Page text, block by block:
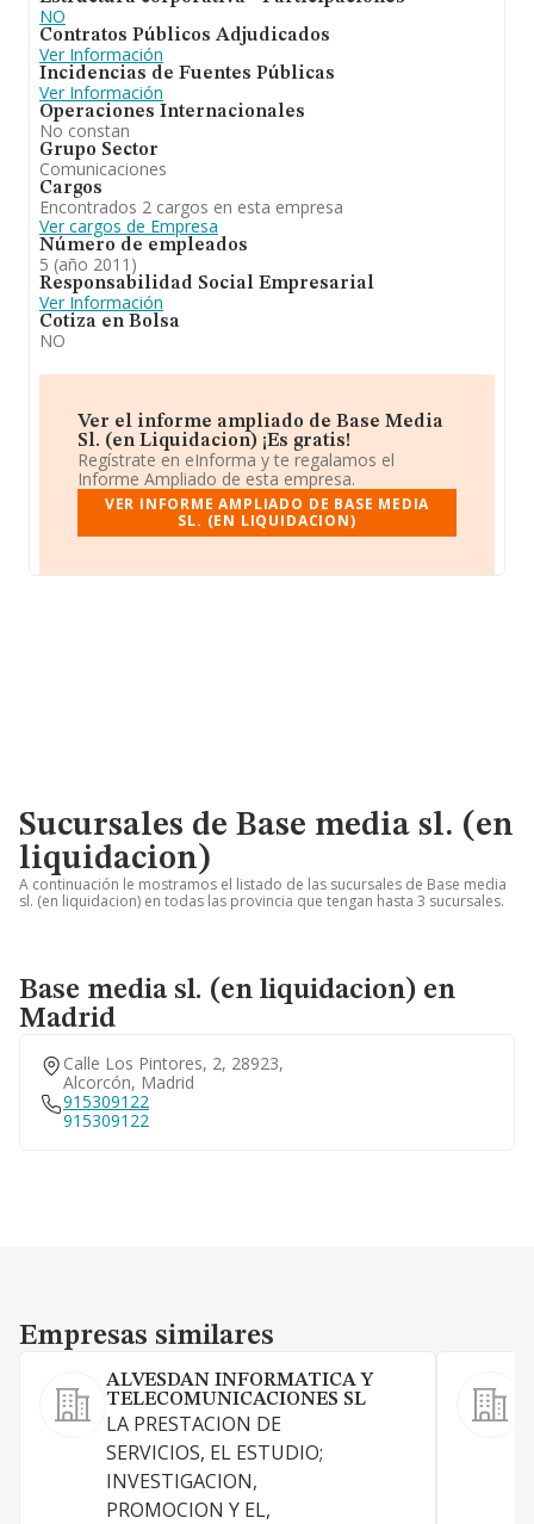
NO
Contratos Públicos Adjudicados
Ver Información
Incidencias de Fuentes Públicas
Ver Información
Operaciones Internacionales
No constan
Grupo Sector
Comunicaciones
Cargos
Encontrados 2 cargos en esta empresa
Ver cargos de Empresa
Número de empleados
5 (año 2011)
Responsabilidad Social Empresarial
Ver Información
Cotiza en Bolsa
NO
Ver el informe ampliado de Base Media
Sl. (en Liquidacion) ¡Es gratis!
Regístrate en eInforma y te regalamos el
Informe Ampliado de esta empresa.
VER INFORME AMPLIADO DE BASE MEDIA
SL. (EN LIQUIDACION)
Sucursales de Base media sl. (en
liquidacion)
A continuación le mostramos el listado de las sucursales de Base media
sl. (en liquidacion) en todas las provincia que tengan hasta 3 sucursales.
Base media sl. (en liquidacion) en
Madrid
Calle Los Pintores, 2, 28923,
Alcorcón, Madrid
915309122
915309122
Empresas similares
Empresas similares
ALVESDAN INFORMATICA Y
TELECOMUNICACIONES SL
LA PRESTACION DE
SERVICIOS, EL ESTUDIO;
INVESTIGACION,
PROMOCION Y EL,